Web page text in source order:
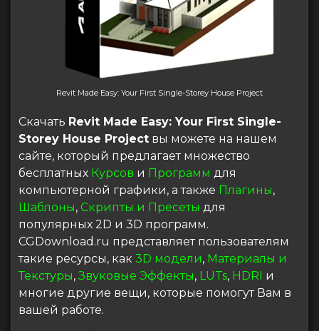
Revit Made Easy: Your First Single-Storey House Project
Скачать Revit Made Easy: Your First Single-
Storey House Project вы можете на нашем
сайте, который предлагает множество
бесплатных Курсов и Программ для
компьютерной графики, а также Плагины,
Шаблоны, Скрипты и Пресеты для
популярных 2D и 3D программ.
CGDownload.ru представляет пользователям
такие ресурсы, как 3D модели, Материалы и
Текстуры,Звуковые Эффекты, LUTs, HDRI и
многие другие вещи, которые помогут Вам в
вашей работе.